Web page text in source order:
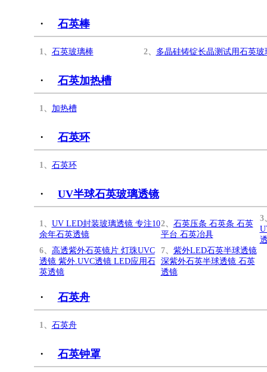
· 石英棒
1、 石英玻璃棒 2、 多晶硅铸锭长晶测试用石英玻
· 石英加热槽
1、 加热槽
· 石英环
1、 石英环
· UV半球石英玻璃透镜
1、 UV LED封装玻璃透镜 专注10
余年石英透镜
2、 石英压条 石英条 石英
平台 石英冶具
3
6、 高透紫外石英镜片 灯珠UVC
透镜 紫外.UVC透镜 LED应用石
英透镜
7、 紫外LED石英半球透镜
深紫外石英半球透镜 石英
透镜
· 石英舟
1、 石英舟
· 石英钟罩